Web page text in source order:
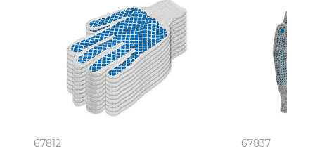
67812
67837